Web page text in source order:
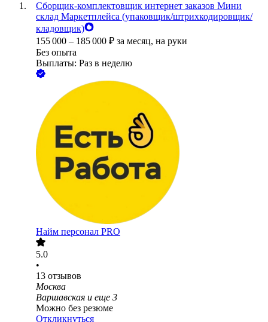
Сборщик-комплектовщик интернет заказов Мини
склад Маркетплейса (упаковщик/штрихкодировщик/
кладовщик)
155 000 – 185 000 ₽ за месяц, на руки
Без опыта
Выплаты: Раз в неделю
Найм персонал PRO
5.0
•
13 отзывов
Москва
Варшавская и еще 3
Можно без резюме
Откликнуться